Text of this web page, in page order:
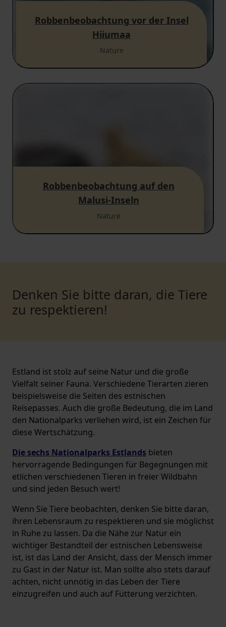
Robbenbeobachtung vor der Insel
Hiiumaa
Nature
Robbenbeobachtung auf den
Malusi-Inseln
Nature
Denken Sie bitte daran, die Tiere
zu respektieren!
Estland ist stolz auf seine Natur und die große
Vielfalt seiner Fauna. Verschiedene Tierarten zieren
beispielsweise die Seiten des estnischen
Reisepasses. Auch die große Bedeutung, die im Land
den Nationalparks verliehen wird, ist ein Zeichen für
diese Wertschätzung.
Die sechs Nationalparks Estlands bieten
hervorragende Bedingungen für Begegnungen mit
etlichen verschiedenen Tieren in freier Wildbahn
und sind jeden Besuch wert!
Wenn Sie Tiere beobachten, denken Sie bitte daran,
ihren Lebensraum zu respektieren und sie möglichst
in Ruhe zu lassen. Da die Nähe zur Natur ein
wichtiger Bestandteil der estnischen Lebensweise
ist, ist das Land der Ansicht, dass der Mensch immer
zu Gast in der Natur ist. Man sollte also stets darauf
achten, nicht unnötig in das Leben der Tiere
einzugreifen und auch auf Fütterung verzichten.